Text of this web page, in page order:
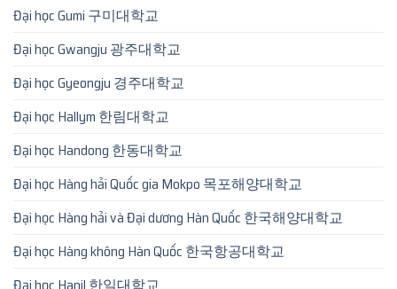
Đại học Gumi 구미대학교
Đại học Gwangju 광주대학교
Đại học Gyeongju 경주대학교
Đại học Hallym 한림대학교
Đại học Handong 한동대학교
Đại học Hàng hải Quốc gia Mokpo 목포해양대학교
Đại học Hàng hải và Đại dương Hàn Quốc 한국해양대학교
Đại học Hàng không Hàn Quốc 한국항공대학교